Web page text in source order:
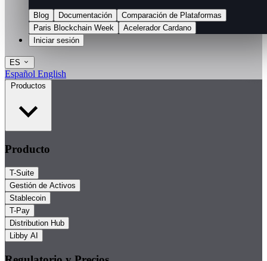
Blog Documentación
Comparación de Plataformas
Paris Blockchain Week
Acelerador Cardano
Iniciar sesión
ES
Español English
Productos
Producto
T-Suite
Gestión de Activos
Stablecoin
T-Pay
Distribution Hub
Libby AI